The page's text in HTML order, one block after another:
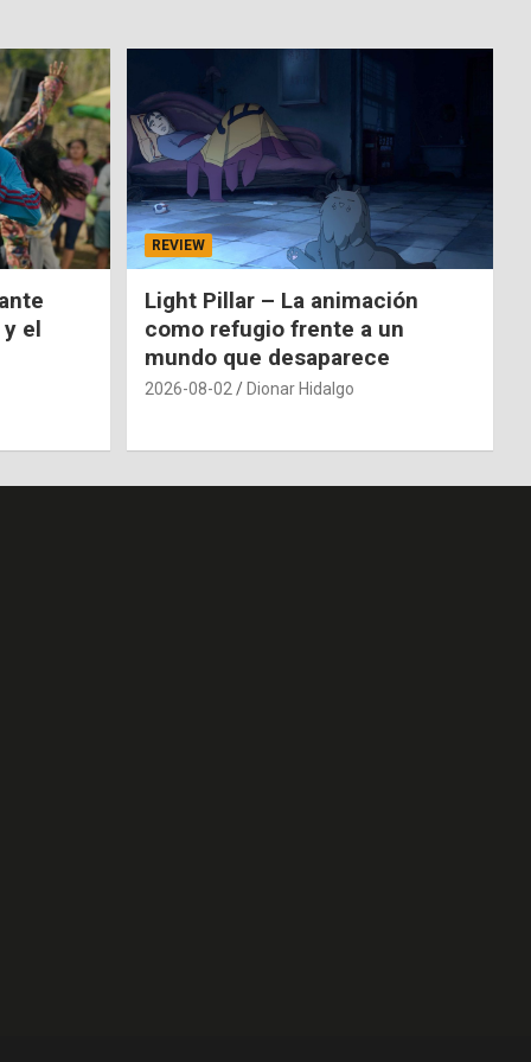
el
REVIEW
Light Pillar – La animación
como refugio frente a un
mundo que desaparece
2026-08-02 Dionar Hidalgo